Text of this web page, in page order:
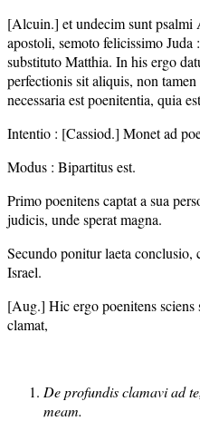
[Alcuin.] et undecim sunt psalmi
apostoli, semoto felicissimo Juda
substituto Matthia. In his ergo
perfectionis sit aliquis, non
necessaria est poenitentia, quia
Intentio : [Cassiod.] Monet ad
Modus : Bipartitus est.
Primo poenitens captat a sua
judicis, unde sperat magna.
Secundo ponitur laeta conclusio,
Israel.
[Aug.] Hic ergo poenitens sciens
clamat,
De profundis clamavi ad
meam.